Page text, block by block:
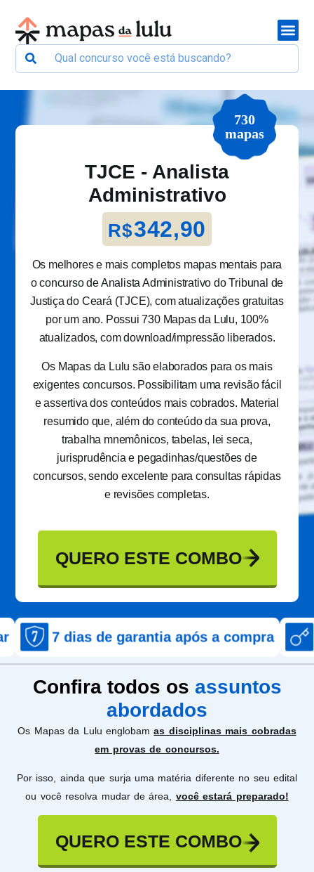
730
mapas
TJCE - Analista
Administrativo
R$342,90
Os melhores e mais completos mapas mentais para
o concurso de Analista Administrativo do Tribunal de
Justiça do Ceará (TJCE), com atualizações gratuitas
por um ano. Possui 730 Mapas da Lulu, 100%
atualizados, com download/impressão liberados.
Os Mapas da Lulu são elaborados para os mais
exigentes concursos. Possibilitam uma revisão fácil
e assertiva dos conteúdos mais cobrados. Material
resumido que, além do conteúdo da sua prova,
trabalha mnemônicos, tabelas, lei seca,
jurisprudência e pegadinhas/questões de
concursos, sendo excelente para consultas rápidas
e revisões completas.
QUERO ESTE COMBO
de garantia após a compra Acesso
Confira todos os assuntos
abordados
Os Mapas da Lulu englobamas disciplinas mais cobradas
em provas de concursos.
Por isso, ainda que surja uma matéria diferente no seu edital
ou você resolva mudar de área, você estará preparado!
QUERO ESTE COMBO